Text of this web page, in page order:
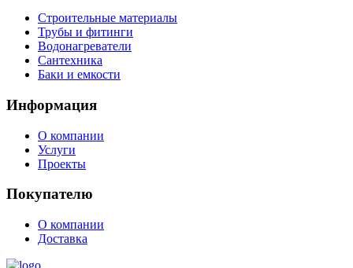
Строительные материалы
Трубы и фитинги
Водонагреватели
Сантехника
Баки и емкости
Информация
О компании
Услуги
Проекты
Покупателю
О компании
Доставка